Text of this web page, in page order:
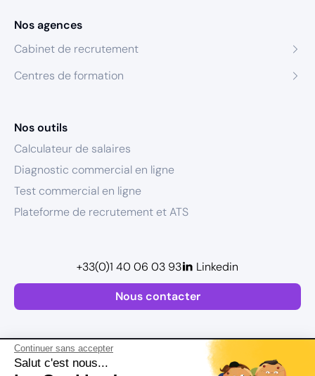
Continuer sans accepter
Salut c'est nous...
Nos agences
Cabinet de recrutement
Centres de formation
Nos outils
Calculateur de salaires
Diagnostic commercial en ligne
Test commercial en ligne
Plateforme de recrutement et ATS
Nous contacter
+33(0)1 40 06 03 93 Linkedin